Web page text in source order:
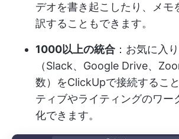
デオを書き起こしたり、メモ
訳することもできます。
1000以上の統合 ：お気に入
（Slack、Google Drive、
数）をClickUpで接続するこ
ティブやライティングのワー
化できます。